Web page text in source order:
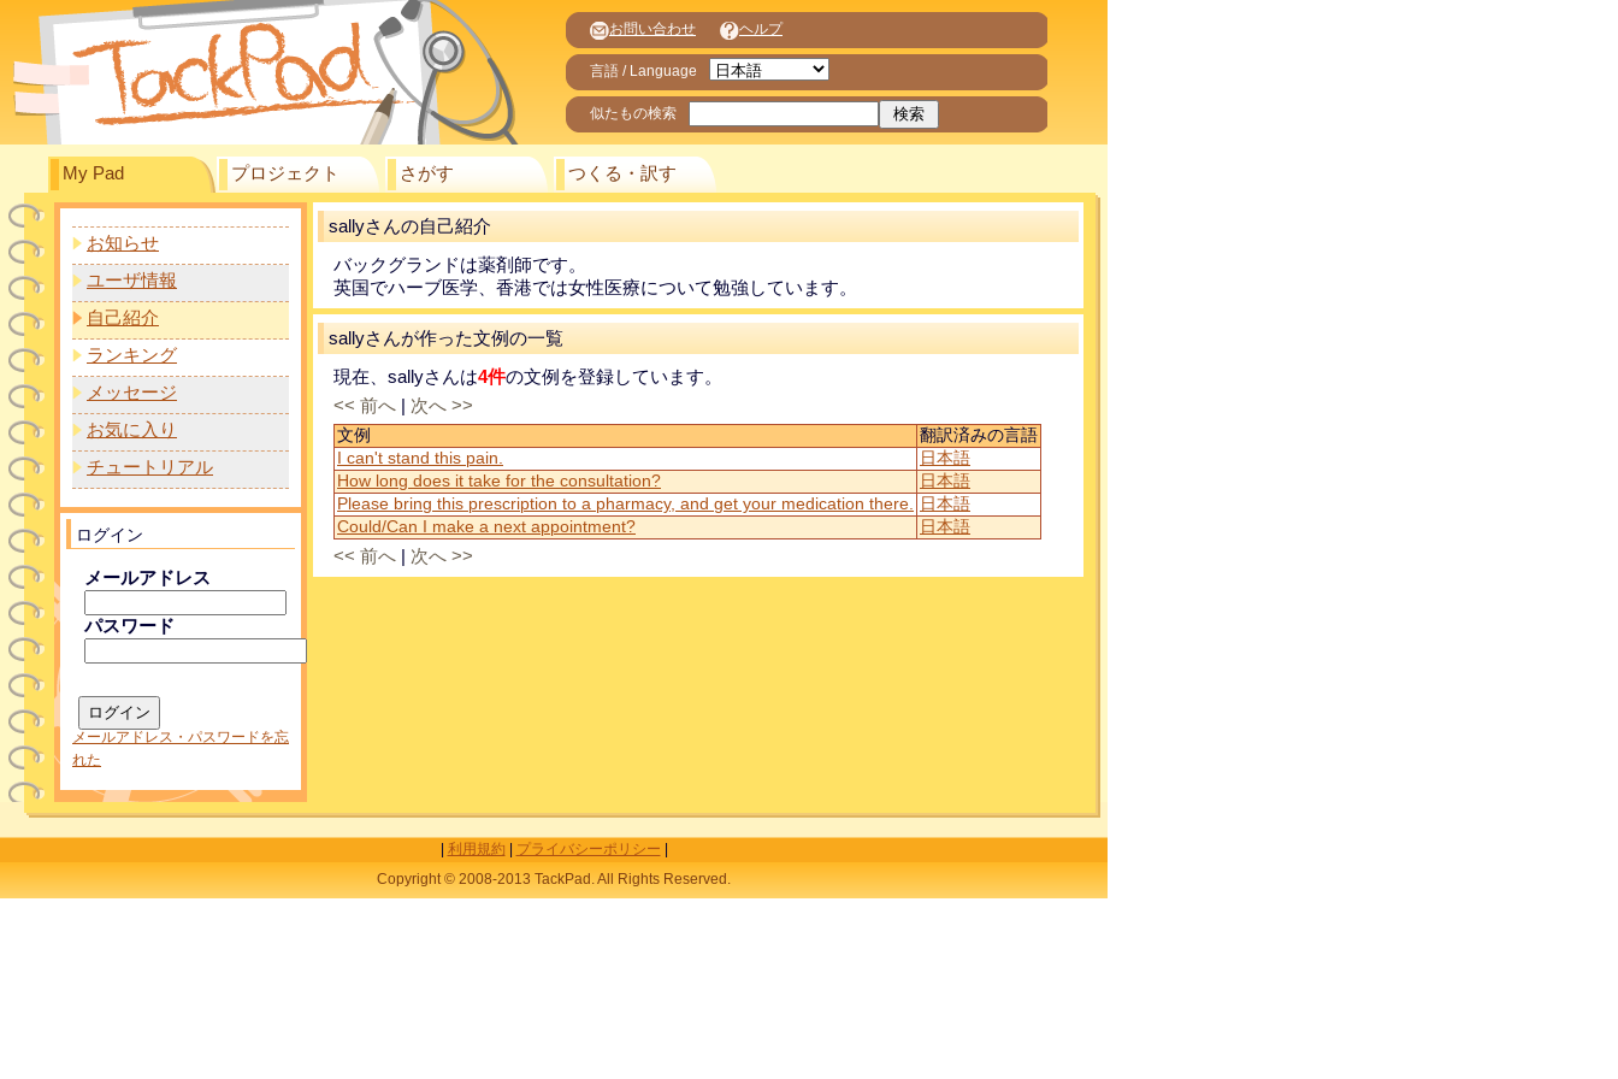
お問い合わせ ヘルプ
言語 / Language
似たもの検索
My Pad プロジェクト さがす つくる・訳す
お知らせ
ユーザ情報
自己紹介
ランキング
メッセージ
お気に入り
チュートリアル
ログイン
メールアドレス
パスワード
メールアドレス・パスワードを忘
れた
sallyさんの自己紹介
バックグランドは薬剤師です。
英国でハーブ医学、香港では女性医療について勉強しています。
sallyさんが作った文例の一覧
現在、sallyさんは4件の文例を登録しています。
<< 前へ
次へ >>
文例
翻訳済みの言語
I can't stand this pain.
日本語
How long does it take for the consultation?
日本語
Please bring this prescription to a pharmacy, and get your medication there. 日本語
Could/Can I make a next appointment?
日本語
<< 前へ 次へ >>
利用規約 プライバシーポリシー
Copyright © 2008-2013 TackPad. All Rights Reserved.